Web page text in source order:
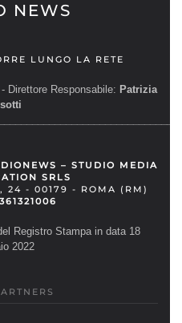
NEWS
LUNGO LA RETE
Direttore Responsabile: Patrizia
– STUDIO MEDIA
SRLS
24 - 00179 - ROMA (RM)
Registro Stampa in data 18
2022